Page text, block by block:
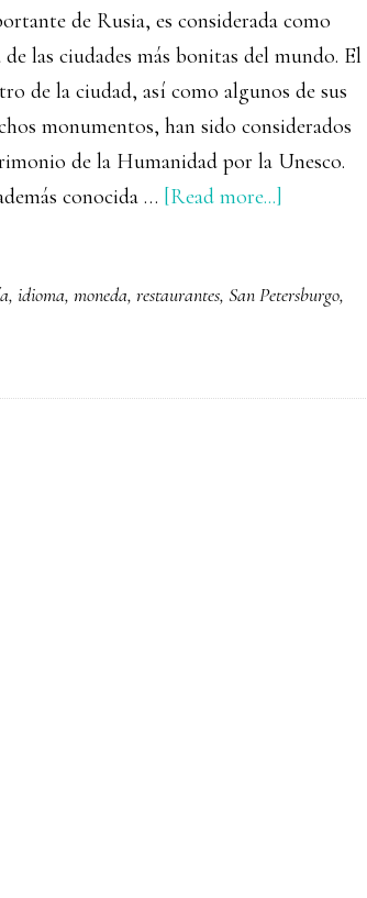
de Rusia, es considerada como
de las ciudades más bonitas del mundo. El
de la ciudad, así como algunos de sus
monumentos, han sido considerados
de la Humanidad por la Unesco.
conocida … [Read more...]
la
los
, idioma, moneda, restaurantes, San Petersburgo,